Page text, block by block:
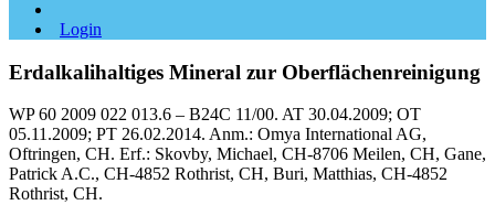
Login
Erdalkalihaltiges Mineral zur Oberflächenreinigung
WP 60 2009 022 013.6 – B24C 11/00. AT 30.04.2009; OT
05.11.2009; PT 26.02.2014. Anm.: Omya International AG,
Oftringen, CH. Erf.: Skovby, Michael, CH-8706 Meilen, CH, Gane,
Patrick A.C., CH-4852 Rothrist, CH, Buri, Matthias, CH-4852
Rothrist, CH.